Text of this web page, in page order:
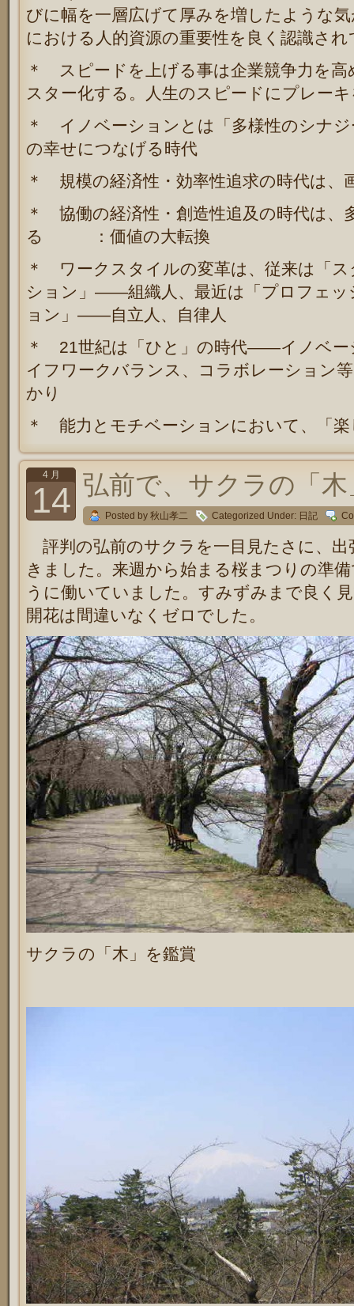
びに幅を一層広げて厚みを増したような
における人的資源の重要性を良く認識さ
＊ スピードを上げる事は企業競争力を
スター化する。人生のスピードにプレー
＊ イノベーションとは「多様性のシナジ
の幸せにつなげる時代
＊ 規模の経済性・効率性追求の時代は、
＊ 協働の経済性・創造性追及の時代は、
る ：価値の大転換
＊ ワークスタイルの変革は、従来は「
ション」――組織人、最近は「プロフェッ
ョン」――自立人、自律人
＊ 21世紀は「ひと」の時代――イノベー
イフワークバランス、コラボレーション
かり
＊ 能力とモチベーションにおいて、「
4 月
14 弘前で、サクラの「
Posted by 秋山孝二 Categorized Under: 日記
評判の弘前のサクラを一目見たさに、
きました。来週から始まる桜まつりの準
うに働いていました。すみずみまで良く
開花は間違いなくゼロでした。
サクラの「木」を鑑賞